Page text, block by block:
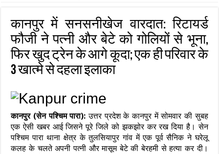
कानपुर में सनसनीखेज वारदात: रिटायर्ड
फौजी ने पत्नी और बेटे को गोलियों से भूना,
फिर खुद ट्रेन के आगे कूदा; एक ही परिवार के
3 खात्मे से दहला इलाका
कानपुर (सेन पश्चिम पारा): उत्तर प्रदेश के कानपुर में सोमवार की सुबह
एक ऐसी खबर आई जिसने पूरे जिले को झकझोर कर रख दिया है। सेन
पश्चिम पारा थाना क्षेत्र के तुलसियापुर गांव में एक पूर्व सैनिक ने घरेलू
कलह के चलते अपनी पत्नी और मासूम बेटे की बेरहमी से हत्या कर दी।